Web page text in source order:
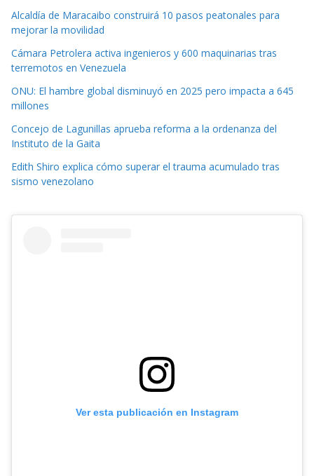
Alcaldía de Maracaibo construirá 10 pasos peatonales para
mejorar la movilidad
Cámara Petrolera activa ingenieros y 600 maquinarias tras
terremotos en Venezuela
ONU: El hambre global disminuyó en 2025 pero impacta a 645
millones
Concejo de Lagunillas aprueba reforma a la ordenanza del
Instituto de la Gaita
Edith Shiro explica cómo superar el trauma acumulado tras
sismo venezolano
Ver esta publicación en Instagram